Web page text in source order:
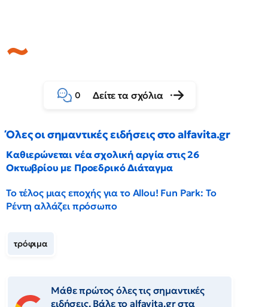
0 Δείτε τα σχόλια
Όλες οι σημαντικές ειδήσεις στο alfavita.gr
Καθιερώνεται νέα σχολική αργία στις 26
Οκτωβρίου με Προεδρικό Διάταγμα
Το τέλος μιας εποχής για το Allou! Fun Park: Το
Ρέντη αλλάζει πρόσωπο
τρόφιμα
Μάθε πρώτος όλες τις σημαντικές
ειδήσεις. Βάλε το alfavita.gr στα